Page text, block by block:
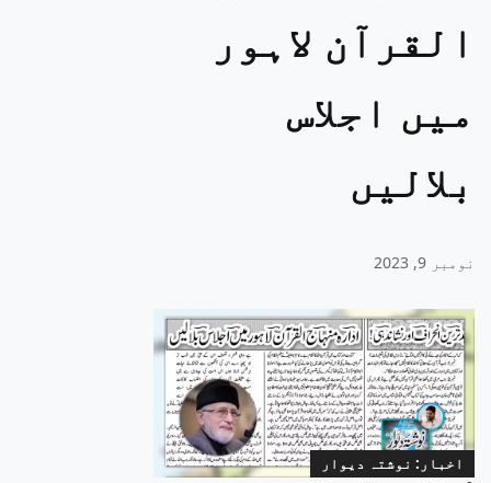
القرآن لاہور
میں اجلاس
بلالیں
نومبر 9, 2023
اخبار: نوشتہ دیوار